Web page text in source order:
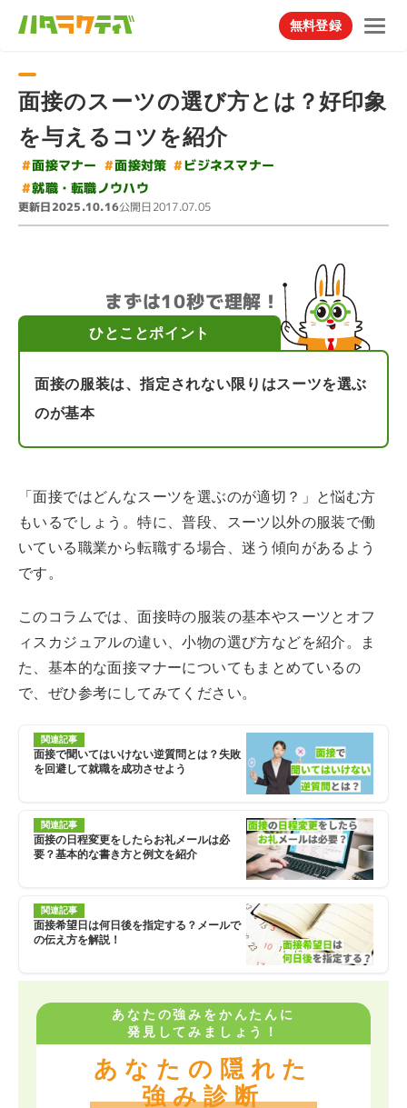
無料登録
面接のスーツの選び方とは？好印象
を与えるコツを紹介
#面接マナー #面接対策 #ビジネスマナー
#就職・転職ノウハウ
更新日2025.10.16公開日2017.07.05
まずは10秒で理解！
ひとことポイント
面接の服装は、指定されない限りはスーツを選ぶ
のが基本
「面接ではどんなスーツを選ぶのが適切？」と悩む方
もいるでしょう。特に、普段、スーツ以外の服装で働
いている職業から転職する場合、迷う傾向があるよう
です。
このコラムでは、面接時の服装の基本やスーツとオフ
ィスカジュアルの違い、小物の選び方などを紹介。ま
た、基本的な面接マナーについてもまとめているの
で、ぜひ参考にしてみてください。
関連記事
面接で聞いてはいけない逆質問とは？失敗
を回避して就職を成功させよう
関連記事
面接の日程変更をしたらお礼メールは必
要？基本的な書き方と例文を紹介
関連記事
面接希望日は何日後を指定する？メールで
の伝え方を解説！
あなたの強みをかんたんに
発見してみましょう！
あなたの隠れた
強み診断